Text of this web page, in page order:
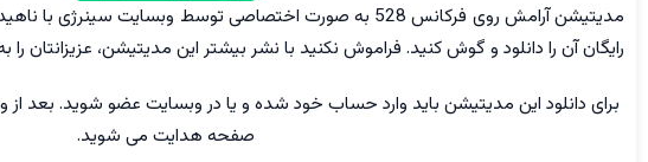
مدیتیشن آرامش روی فرکانس 528 به صورت اختصاصی توسط وبسایت
رایگان آن را دانلود و گوش کنید. فراموش نکنید با نشر بیشتر این مدیتیشن، عزیزانتان
برای دانلود این مدیتیشن باید وارد حساب خود شده و یا در وبسایت عضو شوید. بعد
صفحه هدایت می شوید.